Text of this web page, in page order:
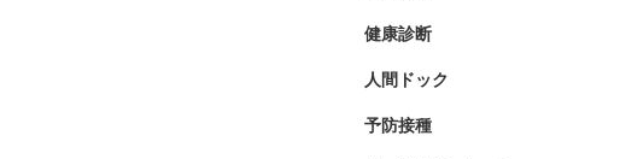
健康診断
人間ドック
予防接種